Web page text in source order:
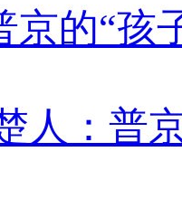
京的“孩
人：普